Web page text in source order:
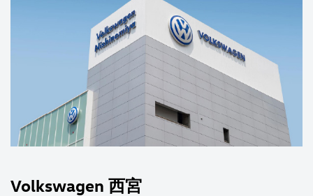
Volkswagen 西宮